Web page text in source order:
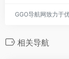
GGO导航网致力于
相关导航